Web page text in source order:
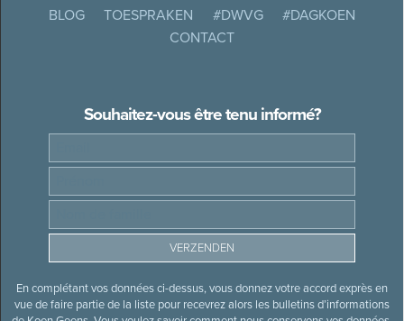
BLOG
TOESPRAKEN #DWVG
#DAGKOEN
CONTACT
Souhaitez-vous être tenu informé?
En complétant vos données ci-dessus, vous donnez votre accord exprès en
vue de faire partie de la liste pour recevrez alors les bulletins d’informations